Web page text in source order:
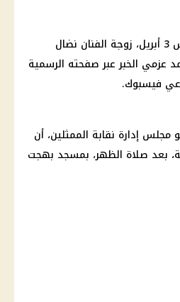
زوجة الفنان نضال
عزمي الخبر عبر صفحته الرسمية
فيسبوك.
مجلس إدارة نقابة الممثلين، أن
بعد صلاة الظهر، بمسجد بهجت